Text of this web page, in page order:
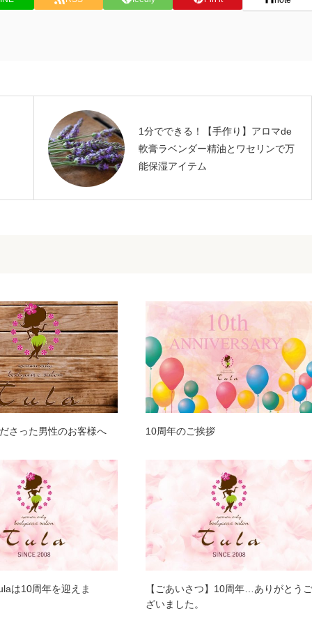
1分でできる！【手作り】アロマde
軟膏ラベンダー精油とワセリンで万
能保湿アイテム
さった男性のお客様へ 10周年のご挨拶
は10周年を迎えま
【ごあいさつ】10周年…ありがとうご
ざいました。